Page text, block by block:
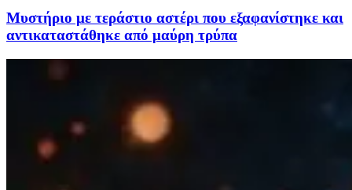
Μυστήριο με τεράστιο αστέρι που εξαφανίστηκε και
αντικαταστάθηκε από μαύρη τρύπα